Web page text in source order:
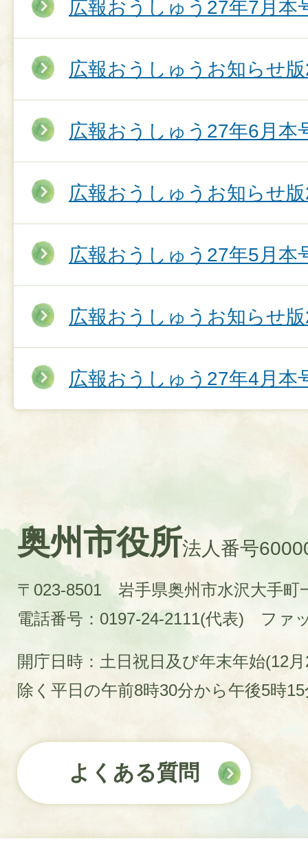
広報おうしゅう27年7月本
広報おうしゅうお知らせ
広報おうしゅう27年6月本
広報おうしゅうお知らせ
広報おうしゅう27年5月本
広報おうしゅうお知らせ
広報おうしゅう27年4月本
奥州市役所法人番号
〒023-8501 岩手県奥州市水沢大手町
電話番号：0197-24-2111(代表)
ファ
開庁日時：土日祝日及び年末年始(12
除く平日の午前8時30分から午後5時
よくある質問